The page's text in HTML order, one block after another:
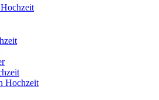
Hochzeit